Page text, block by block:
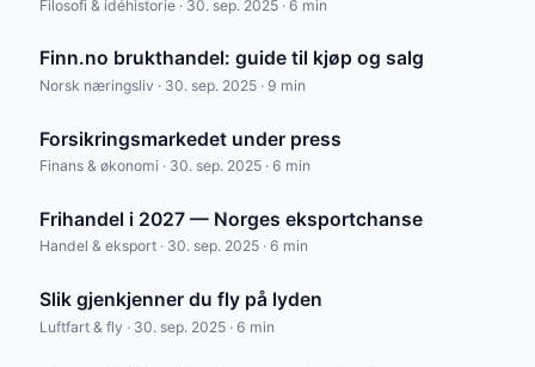
Filosofi & idéhistorie · 30. sep. 2025 · 6 min
Finn.no brukthandel: guide til kjøp og salg
Norsk næringsliv · 30. sep. 2025 · 9 min
Forsikringsmarkedet under press
Finans & økonomi · 30. sep. 2025 · 6 min
Frihandel i 2027 — Norges eksportchanse
Handel & eksport · 30. sep. 2025 · 6 min
Slik gjenkjenner du fly på lyden
Luftfart & fly · 30. sep. 2025 · 6 min